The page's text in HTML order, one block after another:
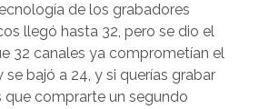
de los grabadores
llegó hasta 32, pero se dio el
32 canales ya comprometían el
bajó a 24, y si querías grabar
que comprarte un segundo